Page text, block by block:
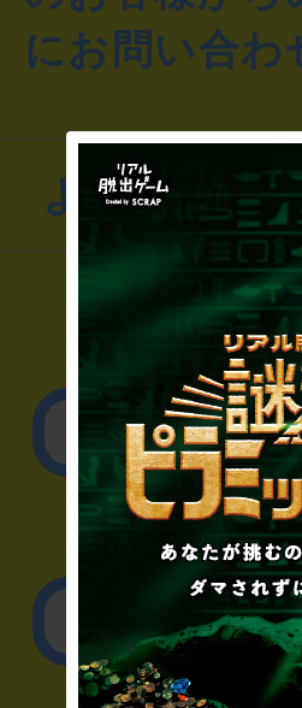
にお問い合
よくあるお
▼一
公演内容
▼企
リアル脱